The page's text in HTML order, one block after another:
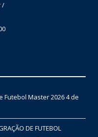
/
Futebol Master 20264 de
DE FUTEBOL